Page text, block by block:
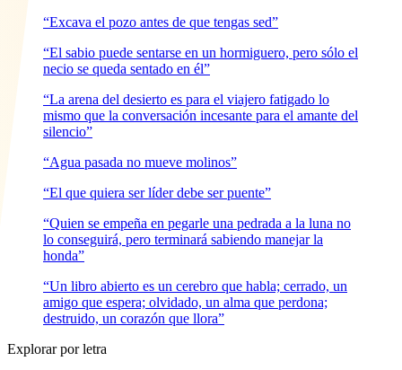
“Excava el pozo antes de que tengas sed”
“El sabio puede sentarse en un hormiguero, pero sólo el
necio se queda sentado en él”
“La arena del desierto es para el viajero fatigado lo
mismo que la conversación incesante para el amante del
silencio”
“Agua pasada no mueve molinos”
“El que quiera ser líder debe ser puente”
“Quien se empeña en pegarle una pedrada a la luna no
lo conseguirá, pero terminará sabiendo manejar la
honda”
“Un libro abierto es un cerebro que habla; cerrado, un
amigo que espera; olvidado, un alma que perdona;
destruido, un corazón que llora”
Explorar por letra